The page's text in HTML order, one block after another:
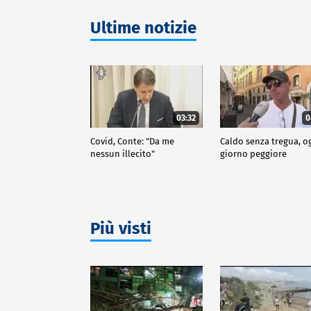
Ultime notizie
03:32
Covid, Conte: "Da me
nessun illecito"
Caldo senza tregua,
giorno peggiore
Più visti